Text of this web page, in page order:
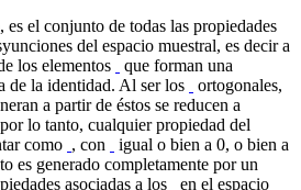
es el conjunto de todas las propiedades
del espacio muestral, es decir a
los elementos
que forman una
de la identidad. Al ser los
ortogonales,
a partir de éstos se reducen a
lo tanto, cualquier propiedad del
como , con
igual o bien a 0, o bien a
es generado completamente por un
asociadas a los
en el espacio